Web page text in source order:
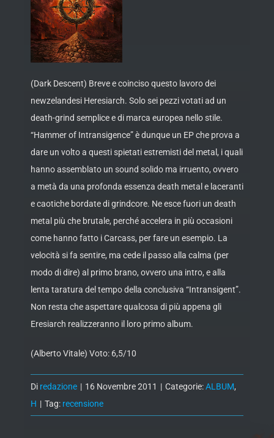
(Dark Descent) Breve e coinciso questo lavoro dei
newzelandesi Heresiarch. Solo sei pezzi votati ad un
death-grind semplice e di marca europea nello stile.
“Hammer of Intransigence” è dunque un EP che prova a
dare un volto a questi spietati estremisti del metal, i quali
hanno assemblato un sound solido ma irruento, ovvero
a metà da una profonda essenza death metal e laceranti
e caotiche bordate di grindcore. Ne esce fuori un death
metal più che brutale, perché accelera in più occasioni
come hanno fatto i Carcass, per fare un esempio. La
velocità si fa sentire, ma cede il passo alla calma (per
modo di dire) al primo brano, ovvero una intro, e alla
lenta taratura del tempo della conclusiva “Intransigent”.
Non resta che aspettare qualcosa di più appena gli
Eresiarch realizzeranno il loro primo album.
(Alberto Vitale) Voto: 6,5/10
Di redazione | 16 Novembre 2011 | Categorie:ALBUM,
H | Tag: recensione